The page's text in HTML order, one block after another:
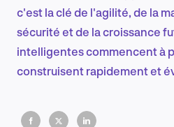
EN
c'est la clé de l'agilité, de la
sécurité et de la croissance
intelligentes commencent à
construisent rapidement et
résilientes dans un monde